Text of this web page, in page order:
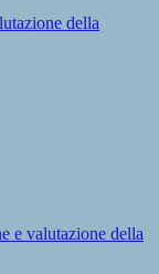
della
e valutazione della